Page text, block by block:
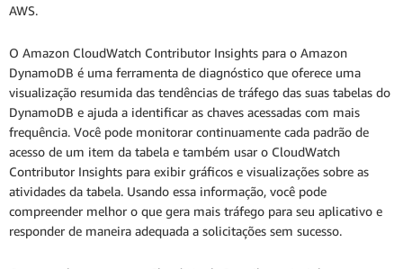
AWS.
O Amazon CloudWatch Contributor Insights para o Amazon
DynamoDB é uma ferramenta de diagnóstico que oferece uma
visualização resumida das tendências de tráfego das suas tabelas do
DynamoDB e ajuda a identificar as chaves acessadas com mais
frequência. Você pode monitorar continuamente cada padrão de
acesso de um item da tabela e também usar o CloudWatch
Contributor Insights para exibir gráficos e visualizações sobre as
atividades da tabela. Usando essa informação, você pode
compreender melhor o que gera mais tráfego para seu aplicativo e
responder de maneira adequada a solicitações sem sucesso.